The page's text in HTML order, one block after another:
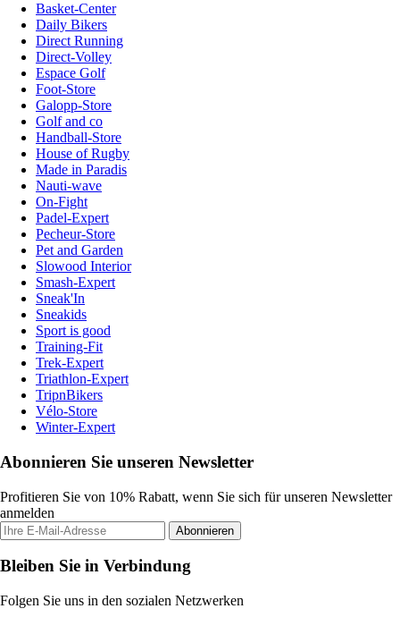
Basket-Center
Daily Bikers
Direct Running
Direct-Volley
Espace Golf
Foot-Store
Galopp-Store
Golf and co
Handball-Store
House of Rugby
Made in Paradis
Nauti-wave
On-Fight
Padel-Expert
Pecheur-Store
Pet and Garden
Slowood Interior
Smash-Expert
Sneak'In
Sneakids
Sport is good
Training-Fit
Trek-Expert
Triathlon-Expert
TripnBikers
Vélo-Store
Winter-Expert
Abonnieren Sie unseren Newsletter
Profitieren Sie von 10% Rabatt, wenn Sie sich für unseren Newsletter
anmelden
Abonnieren
Bleiben Sie in Verbindung
Folgen Sie uns in den sozialen Netzwerken